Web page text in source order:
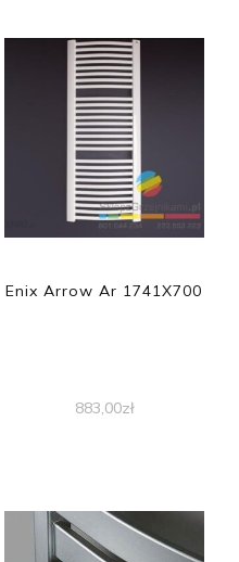
Enix Arrow Ar 1741X700
883,00zł